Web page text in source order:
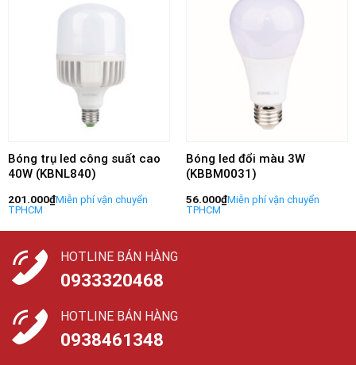
Bóng trụ led công suất cao
40W (KBNL840)
201.000₫
Bóng led đổi màu 3W
(KBBM0031)
56.000₫
HOTLINE BÁN HÀNG
0933320468
HOTLINE BÁN HÀNG
0938461348